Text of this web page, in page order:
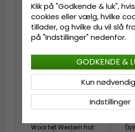
Wool felt Western hat
Klik på "Godkende & luk",
cookies eller vælg, hvilke
tillader, og hvilke du vil slå
på "Indstillinger" nedenfor.
Indstillinger
Kun
GODKENDE &